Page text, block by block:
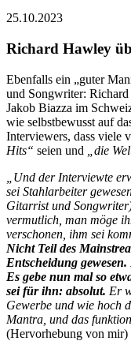
25.10.2023
Richard Hawley
Ebenfalls ein „guter
und Songwriter:
Jakob Biazza im
wie selbstbewusst auf
Interviewers, dass viele
Hits“ seien und „die
„Und der Interviewte
sei Stahlarbeiter
Gitarrist und
vermutlich, man möge
verschonen, ihm sei
Nicht Teil des
Entscheidung
Es gebe nun mal so
sei für ihn: absolut. Er
Gewerbe und wie hoch
Mantra, und das
(Hervorhebung von mir)